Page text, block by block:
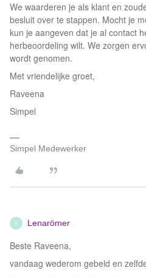
We waarderen je als klant en
besluit over te stappen. Mocht je
kun je aangeven dat je al contact
herbeoordeling wilt. We zorgen
wordt genomen.
Met vriendelijke groet,
Raveena
Simpel
Simpel Medewerker
L Lenarömer
Beste Raveena,
vandaag wederom gebeld en